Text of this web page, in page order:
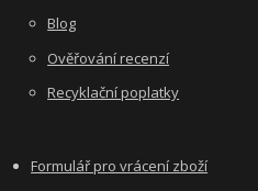
Blog
Ověřování recenzí
Recyklační poplatky
Formulář pro vrácení zboží